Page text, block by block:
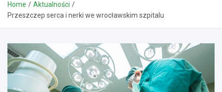
Home
Aktualności
Przeszczep serca i nerki we wrocławskim szpitalu